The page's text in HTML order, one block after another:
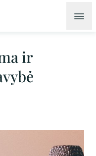
ir